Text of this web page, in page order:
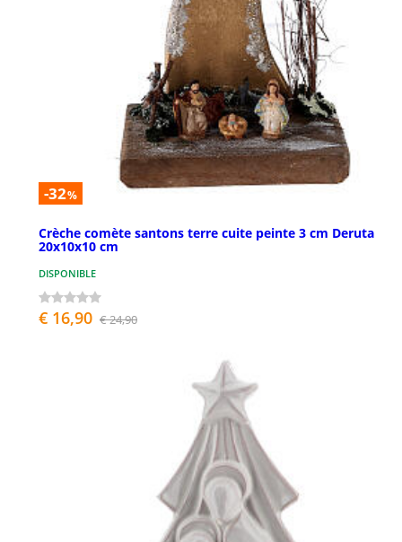
-32%
Crèche comète santons terre cuite peinte 3 cm Deruta
20x10x10 cm
DISPONIBLE
€ 16,90 € 24,90